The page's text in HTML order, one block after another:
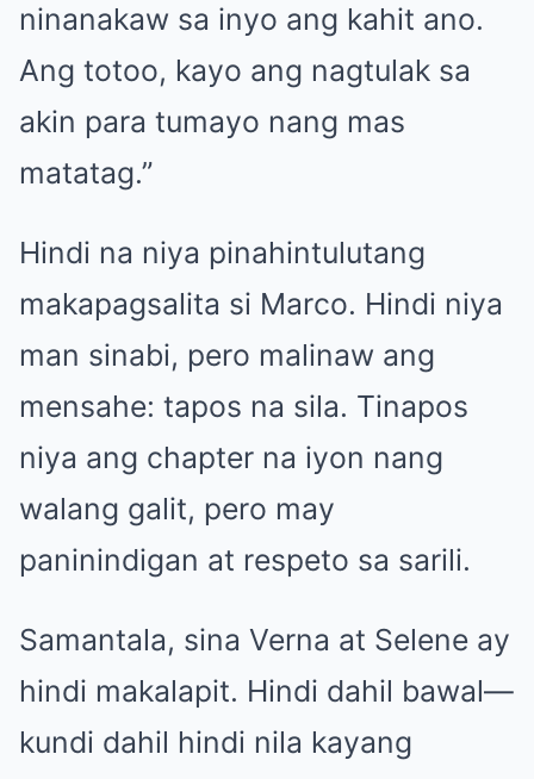
ninanakaw sa inyo ang kahit ano.
Ang totoo, kayo ang nagtulak sa
akin para tumayo nang mas
matatag.”
Hindi na niya pinahintulutang
makapagsalita si Marco. Hindi niya
man sinabi, pero malinaw ang
mensahe: tapos na sila. Tinapos
niya ang chapter na iyon nang
walang galit, pero may
paninindigan at respeto sa sarili.
Samantala, sina Verna at Selene ay
hindi makalapit. Hindi dahil bawal—
kundi dahil hindi nila kayang